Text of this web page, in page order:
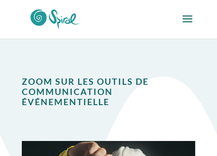
ZOOM SUR LES OUTILS DE
COMMUNICATION
ÉVÉNEMENTIELLE